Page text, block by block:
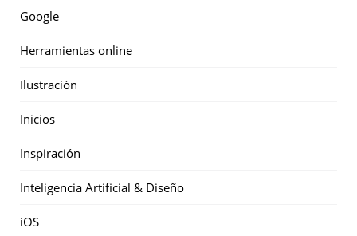
Google
Herramientas online
Ilustración
Inicios
Inspiración
Inteligencia Artificial & Diseño
iOS